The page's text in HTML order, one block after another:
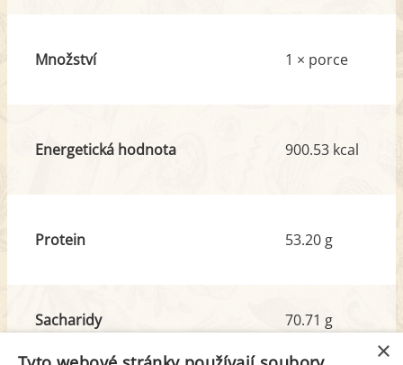
Množství 1 × porce
Energetická hodnota 900.53 kcal
Protein 53.20 g
Sacharidy
70.71 g
×